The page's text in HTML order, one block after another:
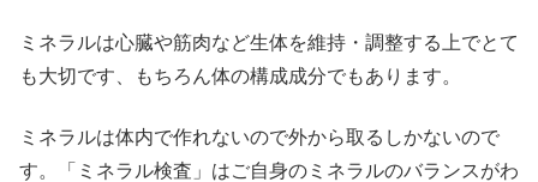
ミネラルは心臓や筋肉など生体を維持・調整する上でとて
も大切です、もちろん体の構成成分でもあります。
ミネラルは体内で作れないので外から取るしかないので
す。「ミネラル検査」はご自身のミネラルのバランスがわ